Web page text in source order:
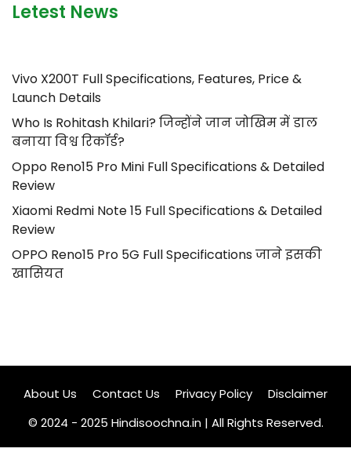
Letest News
Vivo X200T Full Specifications, Features, Price &
Launch Details
Who Is Rohitash Khilari? जिन्होंने जान जोखिम में डाल
बनाया विश्व रिकॉर्ड?
Oppo Reno15 Pro Mini Full Specifications & Detailed
Review
Xiaomi Redmi Note 15 Full Specifications & Detailed
Review
OPPO Reno15 Pro 5G Full Specifications जाने इसकी
खासियत
About Us Contact Us Privacy Policy
Disclaimer
© 2024 - 2025 Hindisoochna.in | All Rights Reserved.